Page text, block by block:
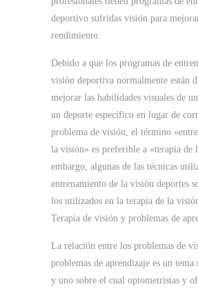
deportivo sufridas visión para
rendimiento.
Debido a que los programas de
visión deportiva normalmente están
mejorar las habilidades visuales de
un deporte específico en lugar de
problema de visión, el término
la visión» es preferible a «terapia de
embargo, algunas de las técnicas
entrenamiento de la visión deportes
los utilizados en la terapia de la
Terapia de visión y problemas de
La relación entre los problemas de
problemas de aprendizaje es un
y uno sobre el cual optometristas y